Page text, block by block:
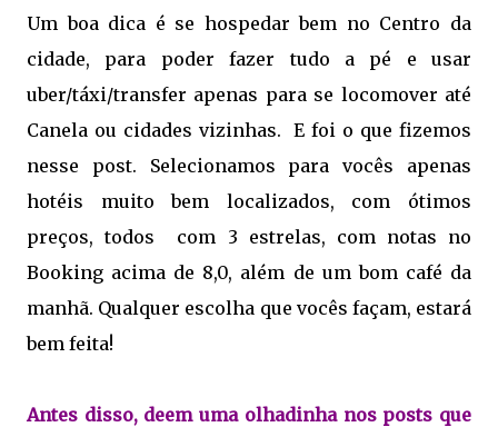
Um boa dica é se hospedar bem no Centro da
cidade, para poder fazer tudo a pé e usar
uber/táxi/transfer apenas para se locomover até
Canela ou cidades vizinhas. E foi o que fizemos
nesse post. Selecionamos para vocês apenas
hotéis muito bem localizados, com ótimos
preços, todos com 3 estrelas, com notas no
Booking acima de 8,0, além de um bom café da
manhã. Qualquer escolha que vocês façam, estará
bem feita!
Antes disso, deem uma olhadinha nos posts que